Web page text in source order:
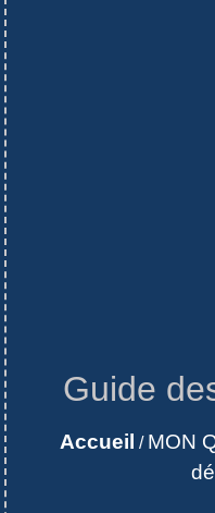
Guide
Accueil / MON